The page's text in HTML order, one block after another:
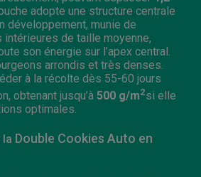
adopte une structure centrale
développement, munie de
intérieures de taille moyenne,
son énergie sur l’apex central.
arrondis et très denses.
à la récolte dès 55-60 jours
obtenant jusqu’à 500 g/m2si elle
optimales.
la Double Cookies Auto en